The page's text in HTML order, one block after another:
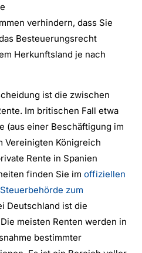
verhindern, dass Sie
Besteuerungsrecht
Herkunftsland je nach
ist die zwischen
Im britischen Fall etwa
(aus einer Beschäftigung im
Vereinigten Königreich
Rente in Spanien
finden Sie im offiziellen
zum
Deutschland ist die
meisten Renten werden in
bestimmter